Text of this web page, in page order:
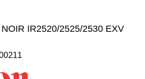
IR2520/2525/2530 EXV